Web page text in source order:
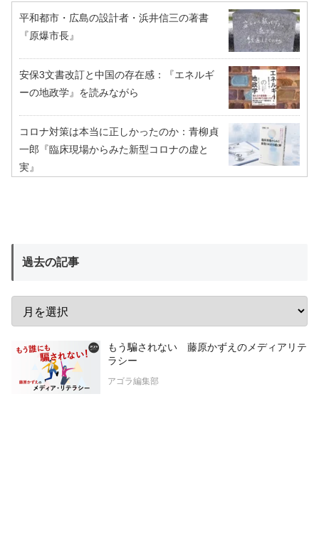
平和都市・広島の設計者・浜井信三の著書
『原爆市長』
安保3文書改訂と中国の存在感：『エネルギ
ーの地政学』を読みながら
コロナ対策は本当に正しかったのか：青柳貞
一郎『臨床現場からみた新型コロナの虚と
実』
過去の記事
もう騙されない 藤原かずえのメディアリテ
ラシー
アゴラ編集部